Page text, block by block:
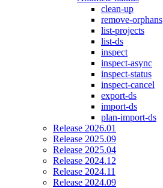
clean-up
remove-orphans
list-projects
list-ds
inspect
inspect-async
inspect-status
inspect-cancel
export-ds
import-ds
plan-import-ds
Release 2026.01
Release 2025.09
Release 2025.04
Release 2024.12
Release 2024.11
Release 2024.09